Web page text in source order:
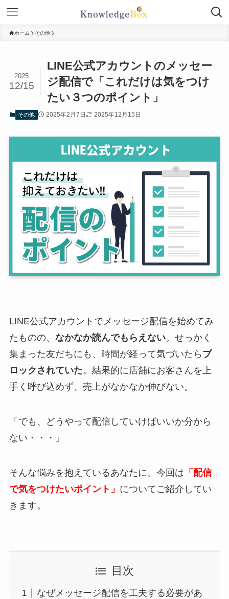
ホーム その他
LINE公式アカウントのメッセー
ジ配信で「これだけは気をつけ
たい３つのポイント」
2025
12/15
その他 2025年2月7日 2025年12月15日
LINE公式アカウントでメッセージ配信を始めてみ
たものの、 なかなか読んでもらえない。せっかく
集まった友だちにも、時間が経って気づいたら ブ
ロックされていた。結果的に店舗にお客さんを上
手く呼び込めず、売上がなかなか伸びない。
「でも、どうやって配信していけばいいか分から
ない・・・」
そんな悩みを抱えているあなたに、今回は 「配信
で気をつけたいポイント」 についてご紹介してい
きます。
目次
なぜメッセージ配信を工夫する必要があ